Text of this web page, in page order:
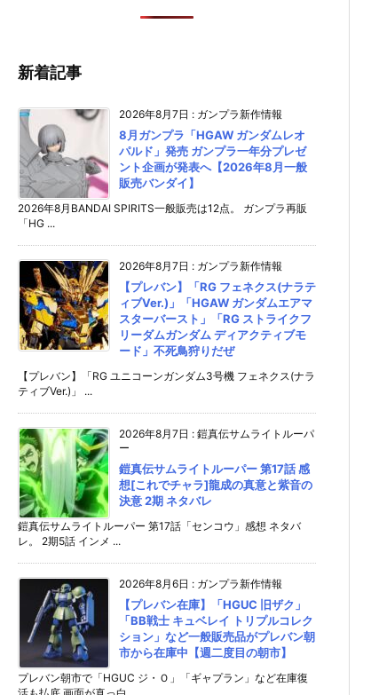
新着記事
2026年8月7日 : ガンプラ新作情報
8月ガンプラ「HGAW ガンダムレオ
パルド」発売 ガンプラ一年分プレゼ
ント企画が発表へ【2026年8月一般
販売バンダイ】
2026年8月BANDAI SPIRITS一般販売は12点。 ガンプラ再販
「HG ...
2026年8月7日 : ガンプラ新作情報
【プレバン】「RG フェネクス(ナラテ
ィブVer.)」「HGAW ガンダムエアマ
スターバースト」「RG ストライクフ
リーダムガンダム ディアクティブモ
ード」不死鳥狩りだぜ
【プレバン】「RG ユニコーンガンダム3号機 フェネクス(ナラ
ティブVer.)」 ...
2026年8月7日 : 鎧真伝サムライトルーパ
ー
鎧真伝サムライトルーパー 第17話 感
想[これでチャラ]龍成の真意と紫音の
決意 2期 ネタバレ
鎧真伝サムライトルーパー 第17話「センコウ」感想 ネタバ
レ。 2期5話 インメ ...
2026年8月6日 : ガンプラ新作情報
【プレバン在庫】「HGUC 旧ザク」
「BB戦士 キュベレイ トリプルコレク
ション」など一般販売品がプレバン朝
市から在庫中【週二度目の朝市】
プレバン朝市で「HGUC ジ・Ｏ」「ギャプラン」など在庫復